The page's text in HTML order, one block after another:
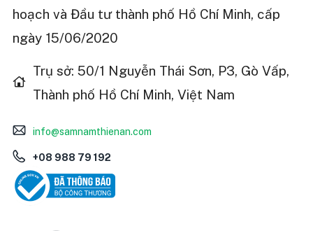
hoạch và Đầu tư thành phố Hồ Chí Minh, cấp
ngày 15/06/2020
Trụ sở: 50/1 Nguyễn Thái Sơn, P3, Gò Vấp,
Thành phố Hồ Chí Minh, Việt Nam
info@samnamthienan.com
+08 988 79 192